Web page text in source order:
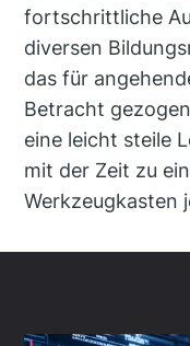
fortschrittliche
diversen
das für
Betracht
eine leicht steile
mit der Zeit zu
Werkzeugkasten